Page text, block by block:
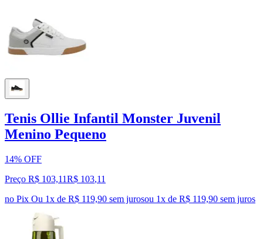
Tenis Ollie Infantil Monster Juvenil
Menino Pequeno
14% OFF
Preço R$ 103,11R$ 103,11
no Pix Ou 1x de R$ 119,90 sem jurosou 1x de R$ 119,90 sem juros